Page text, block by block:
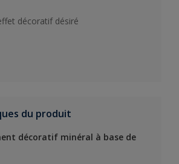
décoratif désiré
du produit
décoratif minéral à base de